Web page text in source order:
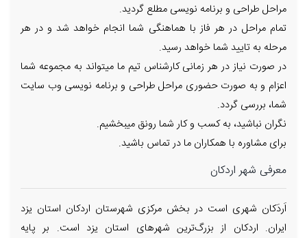
مراحل طراحی و برنامه نویسی مطلع گردید.
تمام مراحل در هر فاز با هماهنگی شما انجام خواهد شد و در هر
مرحله به تایید شما خواهد رسید.
در صورت نیاز در هر زمانی کارشناس تیم ما میتواند به مجموعه شما
اعزام و به صورت حضوری مراحل طراحی و برنامه نویسی وب سایت
شما، بررسی گردد.
نگران نباشید، به کسب و کار شما رونق میبخشیم.
برای مشاوره با همکاران ما در تماس باشید.
معرفی شهر اردکان
اَردَکان شهری است در بخش مرکزی شهرستان اردکان استان یزد
ایران. اردکان از بزرگ‌ترین شهرهای استان یزد است. بر پایه